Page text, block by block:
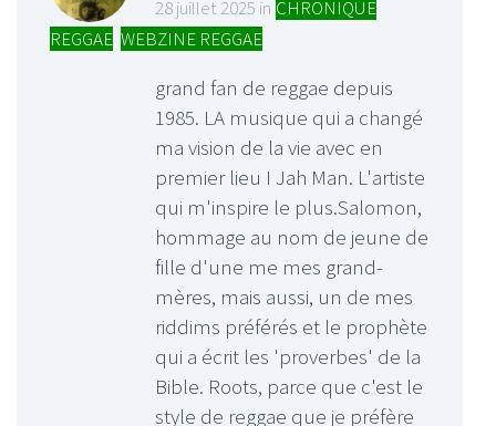
28 juillet 2025 in CHRONIQUE
REGGAE WEBZINE REGGAE
grand fan de reggae depuis
1985. LA musique qui a changé
ma vision de la vie avec en
premier lieu I Jah Man. L'artiste
qui m'inspire le plus.Salomon,
hommage au nom de jeune de
fille d'une me mes grand-
mères, mais aussi, un de mes
riddims préférés et le prophète
qui a écrit les 'proverbes' de la
Bible. Roots, parce que c'est le
style de reggae que je préfère